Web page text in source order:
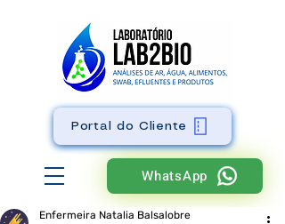
WhatsApp
Portal do Cliente
Enfermeira Natalia Balsalobre